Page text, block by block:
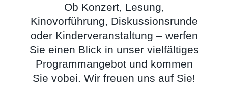
Ob Konzert, Lesung,
Kinovorführung, Diskussionsrunde
oder Kinderveranstaltung – werfen
Sie einen Blick in unser vielfältiges
Programmangebot und kommen
Sie vobei. Wir freuen uns auf Sie!